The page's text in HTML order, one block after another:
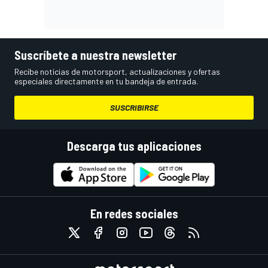
Suscríbete a nuestra newsletter
Recibe noticias de motorsport, actualizaciones y ofertas
especiales directamente en tu bandeja de entrada.
SUSCRIBIRSE
Descarga tus aplicaciones
En redes sociales